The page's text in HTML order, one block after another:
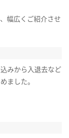
幅広くご紹介させ
みから入退去など
ました。